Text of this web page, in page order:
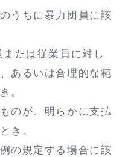
に暴力団員に該
または従業員に対し
あるいは合理的な範
。
のが、明らかに支払
き。
の規定する場合に該